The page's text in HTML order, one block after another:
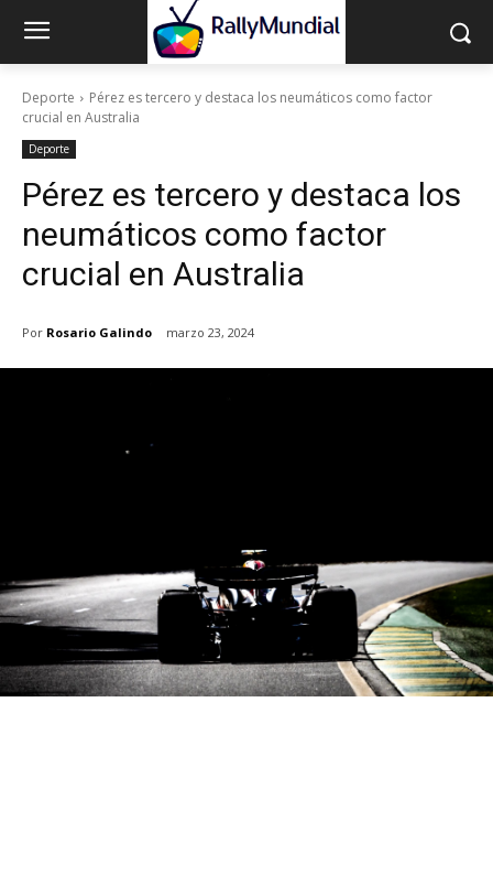
Deporte
Pérez es tercero y destaca los neumáticos como factor
crucial en Australia
Deporte
Pérez es tercero y destaca los
neumáticos como factor
crucial en Australia
Por Rosario Galindo marzo 23, 2024